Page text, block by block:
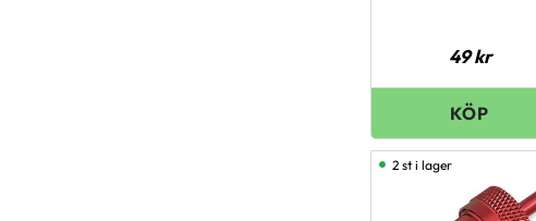
49kr
2 st i lager